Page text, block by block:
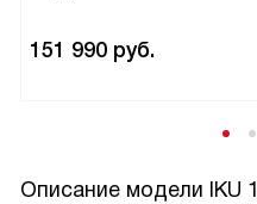
151 990 руб.
Описание модели IKU